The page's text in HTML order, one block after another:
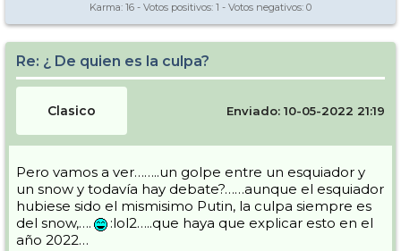
Karma: 16 - Votos positivos: 1 - Votos negativos: 0
Re: ¿ De quien es la culpa?
Clasico Enviado: 10-05-2022 21:19
Pero vamos a ver……..un golpe entre un esquiador y
un snow y todavía hay debate?……aunque el esquiador
hubiese sido el mismisimo Putin, la culpa siempre es
del snow,….
:lol2…..que haya que explicar esto en el
año 2022…